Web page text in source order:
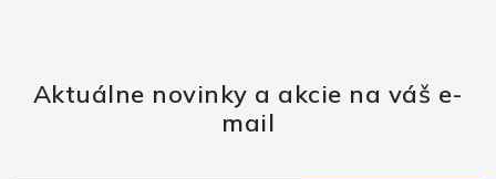
Aktuálne novinky a akcie na váš e-
mail